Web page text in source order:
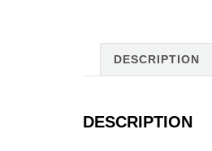
DESCRIPTION
DESCRIPTION